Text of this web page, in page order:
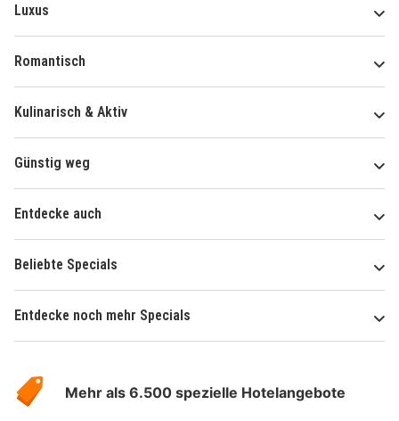
Luxus
Romantisch
Kulinarisch & Aktiv
Günstig weg
Entdecke auch
Beliebte Specials
Entdecke noch mehr Specials
Hotelspecials
Mehr als 6.500 spezielle Hotelangebote